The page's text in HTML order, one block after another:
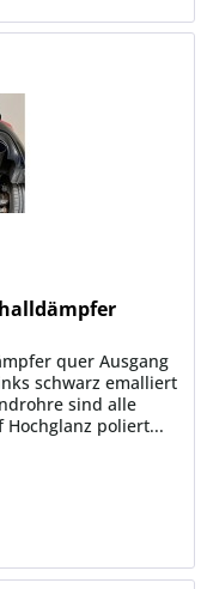
quer Ausgang
schwarz emalliert
sind alle
poliert...